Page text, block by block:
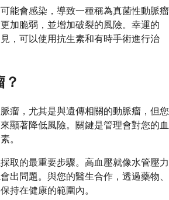
能會感染，導致一種稱為真菌性動脈瘤
加脆弱，並增加破裂的風險。幸運的
，可以使用抗生素和有時手術進行治
瘤，尤其是與遺傳相關的動脈瘤，但您
顯著降低風險。關鍵是管理會對您的血
。
取的最重要步驟。高血壓就像水管壓力
問題。與您的醫生合作，透過藥物、
持在健康的範圍內。